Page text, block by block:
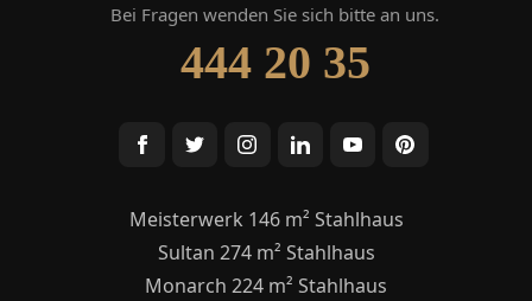
Bei Fragen wenden Sie sich bitte an uns.
444 20 35
Meisterwerk 146 m² Stahlhaus
Sultan 274 m² Stahlhaus
Monarch 224 m² Stahlhaus